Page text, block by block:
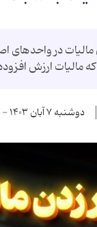
مالیات در
مالیات ارزش
دوشنبه ۷ آبان ۱۴۰۳ - ۱۱:۰۴